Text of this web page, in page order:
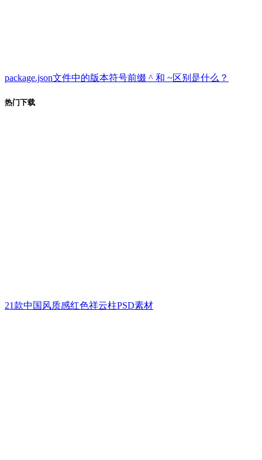
package.json文件中的版本符号前缀 ^ 和 ~区别是什么？
热门下载
21款中国风质感红色祥云柱PSD素材